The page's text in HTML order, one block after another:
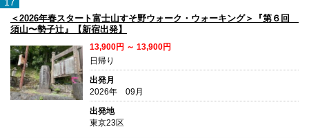
＜2026年春スタート富士山すそ野ウォーク・ウォーキング＞『第６回
須山〜勢子辻』【新宿出発】
13,900円 ～ 13,900円
日帰り
出発月
2026年 09月
出発地
東京23区